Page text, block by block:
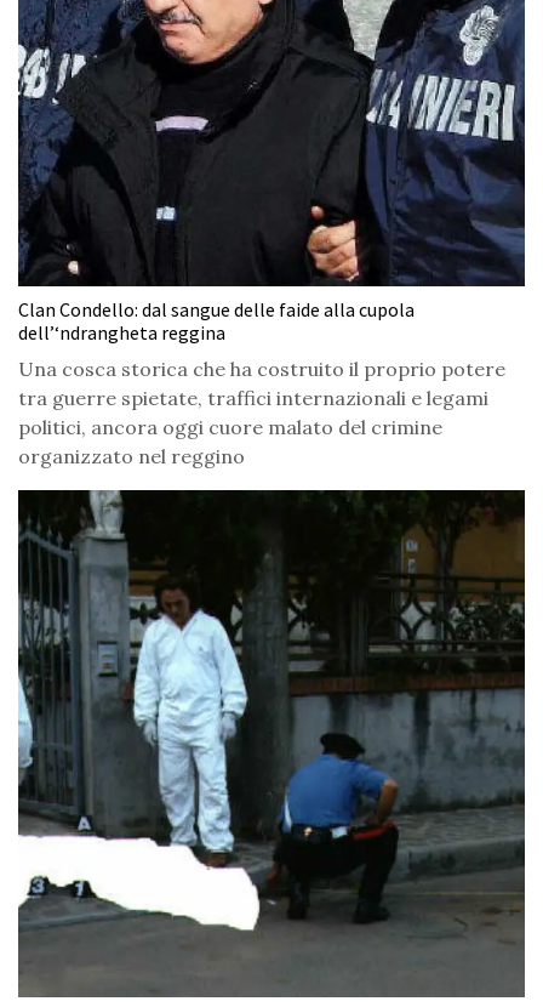
Clan Condello: dal sangue delle faide alla cupola
dell’‘ndrangheta reggina
Una cosca storica che ha costruito il proprio potere
tra guerre spietate, traffici internazionali e legami
politici, ancora oggi cuore malato del crimine
organizzato nel reggino